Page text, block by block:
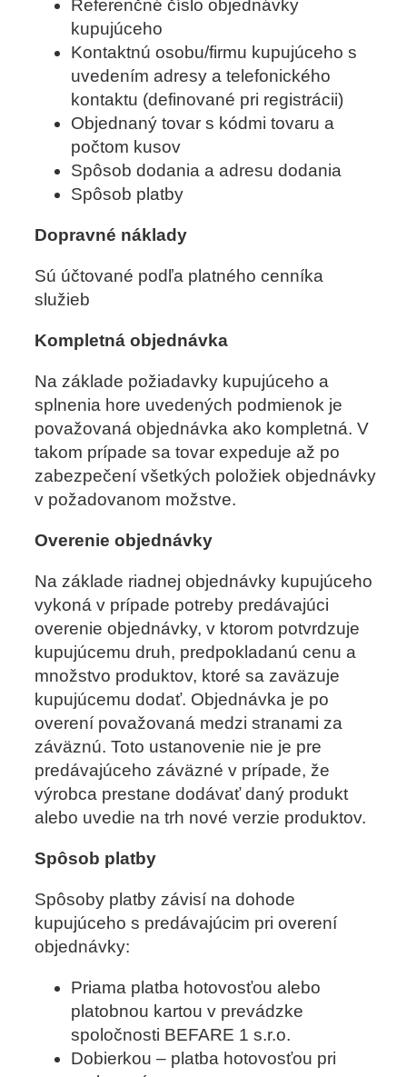
Referenčné číslo objednávky
kupujúceho
Kontaktnú osobu/firmu kupujúceho s
uvedením adresy a telefonického
kontaktu (definované pri registrácii)
Objednaný tovar s kódmi tovaru a
počtom kusov
Spôsob dodania a adresu dodania
Spôsob platby
Dopravné náklady
Sú účtované podľa platného cenníka
služieb
Kompletná objednávka
Na základe požiadavky kupujúceho a
splnenia hore uvedených podmienok je
považovaná objednávka ako kompletná. V
takom prípade sa tovar expeduje až po
zabezpečení všetkých položiek objednávky
v požadovanom možstve.
Overenie objednávky
Na základe riadnej objednávky kupujúceho
vykoná v prípade potreby predávajúci
overenie objednávky, v ktorom potvrdzuje
kupujúcemu druh, predpokladanú cenu a
množstvo produktov, ktoré sa zaväzuje
kupujúcemu dodať. Objednávka je po
overení považovaná medzi stranami za
záväznú. Toto ustanovenie nie je pre
predávajúceho záväzné v prípade, že
výrobca prestane dodávať daný produkt
alebo uvedie na trh nové verzie produktov.
Spôsob platby
Spôsoby platby závisí na dohode
kupujúceho s predávajúcim pri overení
objednávky:
Priama platba hotovosťou alebo
platobnou kartou v prevádzke
spoločnosti BEFARE 1 s.r.o.
Dobierkou – platba hotovosťou pri